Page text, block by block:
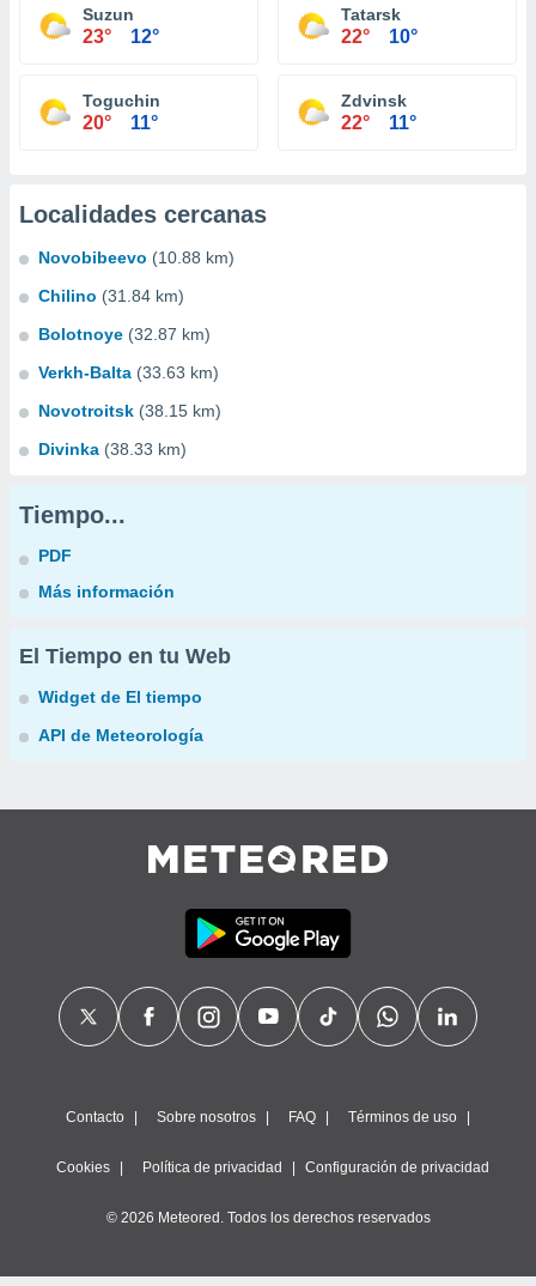
Suzun
23° 12°
Tatarsk
22° 10°
Toguchin
20° 11°
Zdvinsk
22° 11°
Localidades cercanas
Novobibeevo (10.88 km)
Chilino (31.84 km)
Bolotnoye (32.87 km)
Verkh-Balta (33.63 km)
Novotroitsk (38.15 km)
Divinka (38.33 km)
Tiempo...
PDF
Más información
El Tiempo en tu Web
Widget de El tiempo
API de Meteorología
Contacto Sobre nosotros FAQ Términos de uso
Cookies Política de privacidad Configuración de privacidad
© 2026 Meteored. Todos los derechos reservados